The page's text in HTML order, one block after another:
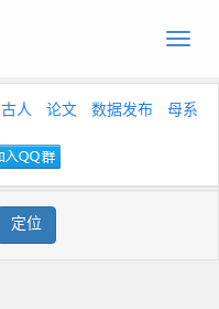
Toggle
古人 论文 数据发布
母系